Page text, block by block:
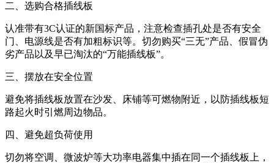
二、选购合格插线板
认准带有3C认证的新国标产品，注意检查插孔处是否有安全
门、电源线是否有加粗标识等。切勿购买“三无”产品、假冒伪
劣产品以及早已淘汰的“万能插线板”。
三、摆放在安全位置
避免将插线板放置在沙发、床铺等可燃物附近，以防插线板短
路起火时引燃周边物品。
四、避免超负荷使用
切勿将空调、微波炉等大功率电器集中插在同一个插线板上，